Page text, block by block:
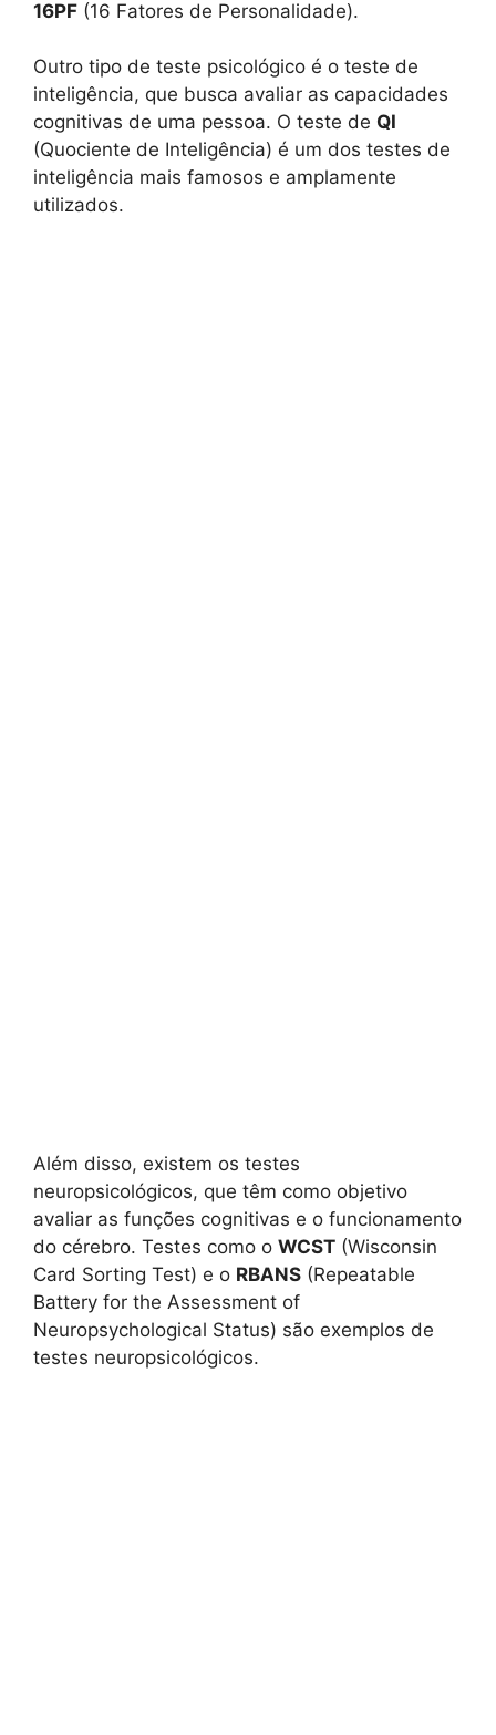
16PF (16 Fatores de Personalidade).
Outro tipo de teste psicológico é o teste de
inteligência, que busca avaliar as capacidades
cognitivas de uma pessoa. O teste de QI
(Quociente de Inteligência) é um dos testes de
inteligência mais famosos e amplamente
utilizados.
Além disso, existem os testes
neuropsicológicos, que têm como objetivo
avaliar as funções cognitivas e o funcionamento
do cérebro. Testes como o WCST (Wisconsin
Card Sorting Test) e o RBANS (Repeatable
Battery for the Assessment of
Neuropsychological Status) são exemplos de
testes neuropsicológicos.